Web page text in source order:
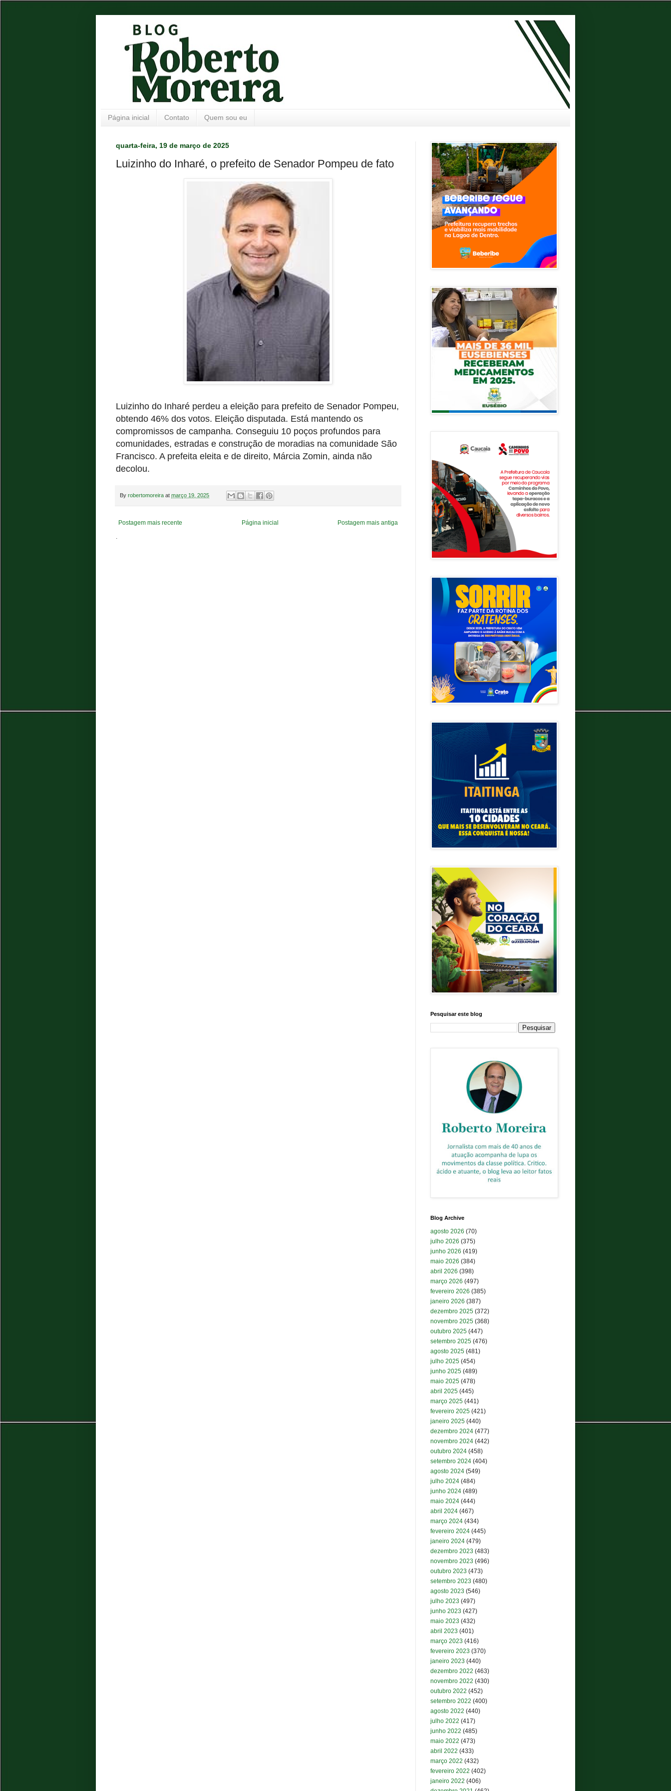
Página inicial Contato Quem sou eu
quarta-feira, 19 de março de 2025
Luizinho do Inharé, o prefeito de Senador Pompeu de fato
Luizinho do Inharé perdeu a eleição para prefeito de Senador Pompeu,
obtendo 46% dos votos. Eleição disputada. Está mantendo os
compromissos de campanha. Conseguiu 10 poços profundos para
comunidades, estradas e construção de moradias na comunidade São
Francisco. A prefeita eleita e de direito, Márcia Zomin, ainda não
decolou.
By robertomoreira at março 19, 2025
Postagem mais recente Postagem mais antiga
Página inicial
.
Pesquisar este blog
Blog Archive
agosto 2026 (70)
julho 2026 (375)
junho 2026 (419)
maio 2026 (384)
abril 2026 (398)
março 2026 (497)
fevereiro 2026 (385)
janeiro 2026 (387)
dezembro 2025 (372)
novembro 2025 (368)
outubro 2025 (447)
setembro 2025 (476)
agosto 2025 (481)
julho 2025 (454)
junho 2025 (489)
maio 2025 (478)
abril 2025 (445)
março 2025 (441)
fevereiro 2025 (421)
janeiro 2025 (440)
dezembro 2024 (477)
novembro 2024 (442)
outubro 2024 (458)
setembro 2024 (404)
agosto 2024 (549)
julho 2024 (484)
junho 2024 (489)
maio 2024 (444)
abril 2024 (467)
março 2024 (434)
fevereiro 2024 (445)
janeiro 2024 (479)
dezembro 2023 (483)
novembro 2023 (496)
outubro 2023 (473)
setembro 2023 (480)
agosto 2023 (546)
julho 2023 (497)
junho 2023 (427)
maio 2023 (432)
abril 2023 (401)
março 2023 (416)
fevereiro 2023 (370)
janeiro 2023 (440)
dezembro 2022 (463)
novembro 2022 (430)
outubro 2022 (452)
setembro 2022 (400)
agosto 2022 (440)
julho 2022 (417)
junho 2022 (485)
maio 2022 (473)
abril 2022 (433)
março 2022 (432)
fevereiro 2022 (402)
janeiro 2022 (406)